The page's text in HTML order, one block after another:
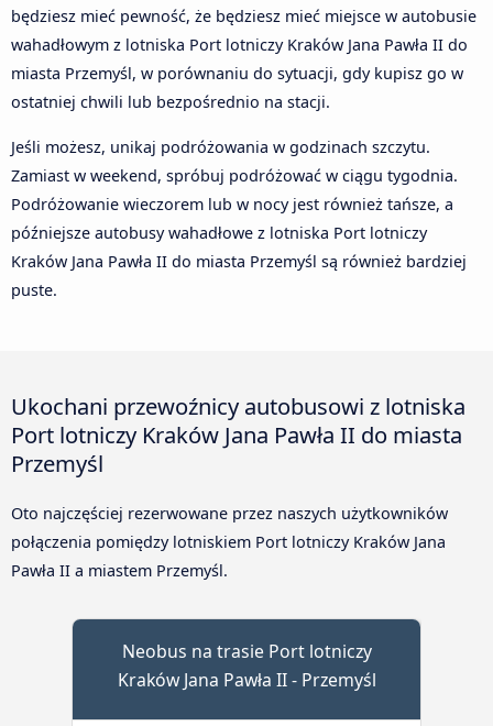
będziesz mieć pewność, że będziesz mieć miejsce w autobusie
wahadłowym z lotniska Port lotniczy Kraków Jana Pawła II do
miasta Przemyśl, w porównaniu do sytuacji, gdy kupisz go w
ostatniej chwili lub bezpośrednio na stacji.
Jeśli możesz, unikaj podróżowania w godzinach szczytu.
Zamiast w weekend, spróbuj podróżować w ciągu tygodnia.
Podróżowanie wieczorem lub w nocy jest również tańsze, a
późniejsze autobusy wahadłowe z lotniska Port lotniczy
Kraków Jana Pawła II do miasta Przemyśl są również bardziej
puste.
Ukochani przewoźnicy autobusowi z lotniska
Port lotniczy Kraków Jana Pawła II do miasta
Przemyśl
Oto najczęściej rezerwowane przez naszych użytkowników
połączenia pomiędzy lotniskiem Port lotniczy Kraków Jana
Pawła II a miastem Przemyśl.
Neobus na trasie Port lotniczy
Kraków Jana Pawła II - Przemyśl